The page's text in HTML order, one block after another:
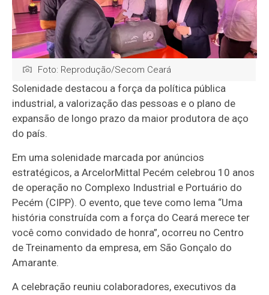
Foto: Reprodução/Secom Ceará
Solenidade destacou a força da política pública
industrial, a valorização das pessoas e o plano de
expansão de longo prazo da maior produtora de aço
do país.
Em uma solenidade marcada por anúncios
estratégicos, a ArcelorMittal Pecém celebrou 10 anos
de operação no Complexo Industrial e Portuário do
Pecém (CIPP). O evento, que teve como lema “Uma
história construída com a força do Ceará merece ter
você como convidado de honra”, ocorreu no Centro
de Treinamento da empresa, em São Gonçalo do
Amarante.
A celebração reuniu colaboradores, executivos da